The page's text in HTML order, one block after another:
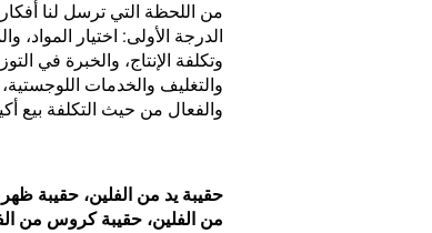
من اللحظة التي ترسل لنا
الدرجة الأولى: اختيار المواد،
وتكلفة الإنتاج، والخبرة في
والتغليف والخدمات
والفعال من حيث التكلفة بيع
حقيبة يد من الفلين، حقيبة
من الفلين، حقيبة كروس من